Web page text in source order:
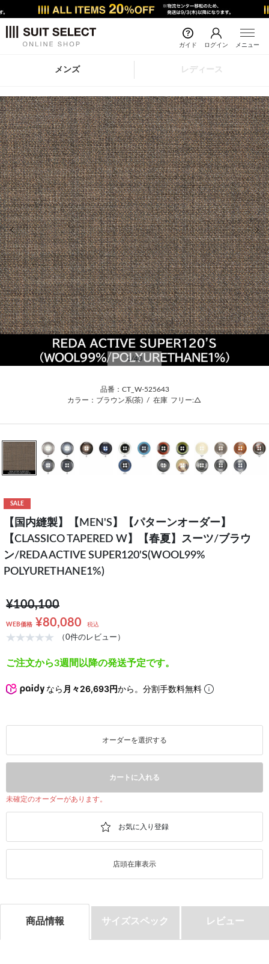
ガイド ログイン メニュー
メンズ レディース
前の画像 次
1 /40
品番：CT_W-525643
カラー：ブラウン系(茶) / 在庫 フリー:△
SALE
【国内縫製】【MEN'S】【パターンオーダー】
【CLASSICO TAPERED W】【春夏】スーツ/ブラウ
ン/REDA ACTIVE SUPER120'S(WOOL99%
POLYURETHANE1%)
¥100,100
WEB価格 ¥80,080 税込
（0件のレビュー）
ご注文から3週間以降の発送予定です。
なら 月々26,693円から。分割手数料無料
オーダーを選択する
カートに入れる
未確定のオーダーがあります。
店頭在庫表示
商品情報 サイズスペック レビュー